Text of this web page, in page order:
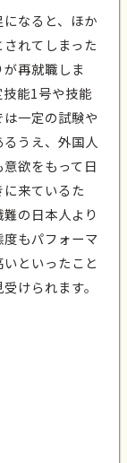
になると、ほか
れてしまった
が再就職しま
技能1号や技能
は一定の試験や
うえ、外国人
欲をもって日
に来ているた
の日本人より
度もパフォーマ
いといったこと
けられます。